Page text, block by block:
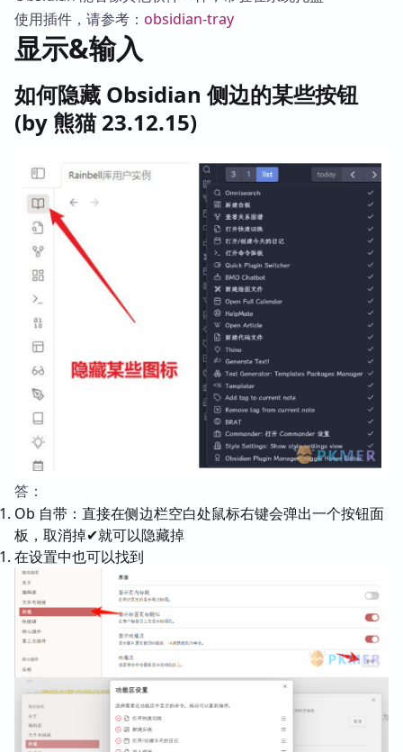
使用插件，请参考： obsidian-tray
显示&输入
如何隐藏 Obsidian 侧边的某些按钮
(by 熊猫 23.12.15)
答：
Ob 自带：直接在侧边栏空白处鼠标右键会弹出一个按钮面
板，取消掉✔就可以隐藏掉
在设置中也可以找到